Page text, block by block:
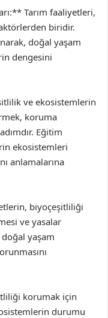
Tarım faaliyetleri,
biridir.
doğal yaşam
dengesini
ve ekosistemlerin
koruma
Eğitim
ekosistemleri
anlamalarına
biyoçeşitliliği
ve yasalar
doğal yaşam
korumak için
durumu